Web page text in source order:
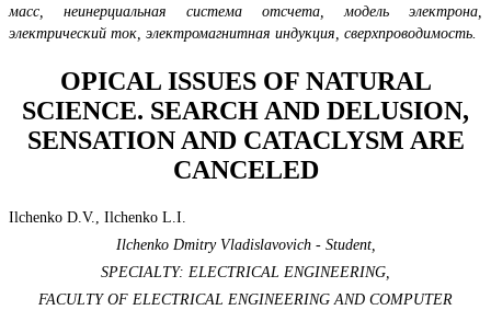
масс, неинерциальная система отсчета, модель электрона,
электрический ток, электромагнитная индукция, сверхпроводимость.
OPICAL ISSUES OF NATURAL
SCIENCE. SEARCH AND DELUSION,
SENSATION AND CATACLYSM ARE
CANCELED
Ilchenko D.V., Ilchenko L.I.
Ilchenko Dmitry Vladislavovich - Student,
SPECIALTY: ELECTRICAL ENGINEERING,
FACULTY OF ELECTRICAL ENGINEERING AND COMPUTER